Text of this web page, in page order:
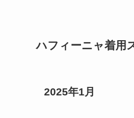
ハフィーニャ着用
2025年1月